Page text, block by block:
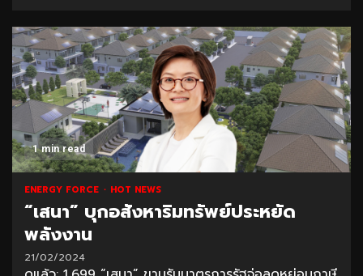
1 min read
ENERGY FORCE HOT NEWS
“เสนา” บุกอสังหาริมทรัพย์ประหยัด
พลังงาน
21/02/2024